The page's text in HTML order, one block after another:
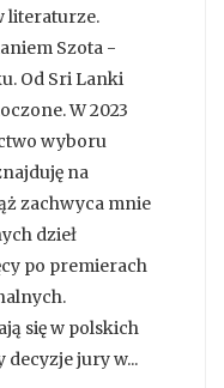
literaturze.
Szota -
Od Sri Lanki
W 2023
wyboru
na
zachwyca mnie
dzieł
po premierach
się w polskich
jury w...